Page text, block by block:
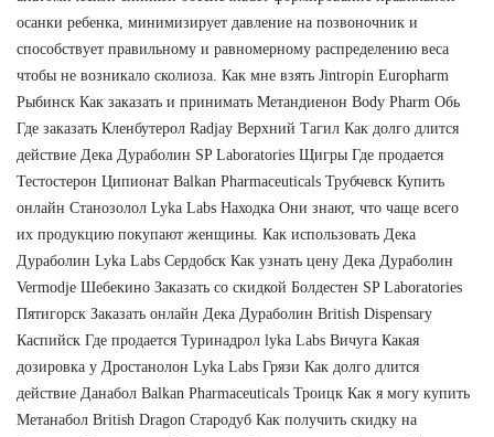
осанки ребенка, минимизирует давление на позвоночник и
способствует правильному и равномерному распределению веса
чтобы не возникало сколиоза. Как мне взять Jintropin Europharm
Рыбинск Как заказать и принимать Метандиенон Body Pharm Обь
Где заказать Кленбутерол Radjay Верхний Тагил Как долго длится
действие Дека Дураболин SP Laboratories Щигры Где продается
Тестостерон Ципионат Balkan Pharmaceuticals Трубчевск Купить
онлайн Станозолол Lyka Labs Находка Они знают, что чаще всего
их продукцию покупают женщины. Как использовать Дека
Дураболин Lyka Labs Сердобск Как узнать цену Дека Дураболин
Vermodje Шебекино Заказать со скидкой Болдестен SP Laboratories
Пятигорск Заказать онлайн Дека Дураболин British Dispensary
Каспийск Где продается Туринадрол lyka Labs Вичуга Какая
дозировка у Дростанолон Lyka Labs Грязи Как долго длится
действие Данабол Balkan Pharmaceuticals Троицк Как я могу купить
Метанабол British Dragon Стародуб Как получить скидку на